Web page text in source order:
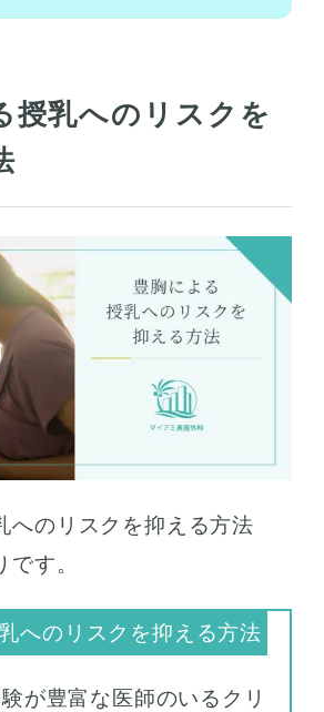
授乳へのリスクを
へのリスクを抑える方法
す。
が豊富な医師のいるクリ